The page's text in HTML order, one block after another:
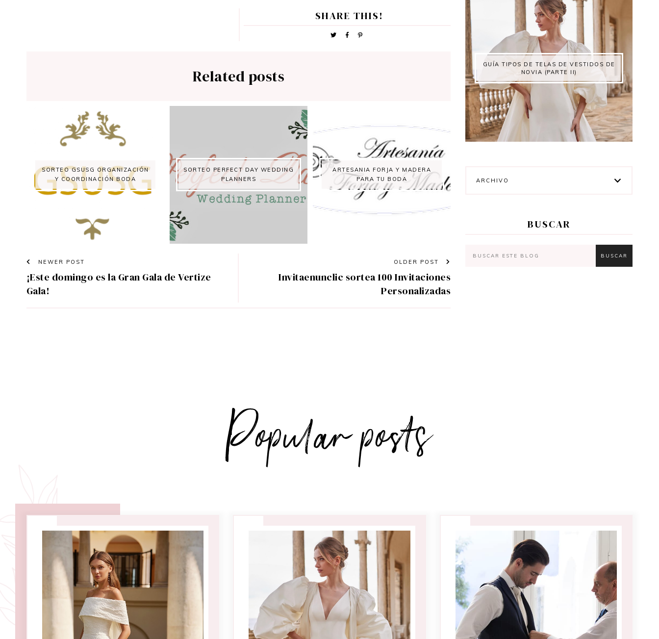
SHARE THIS!
Related posts
SORTEO GSUSG ORGANIZACIÓN
Y COORDINACIÓN BODA
SORTEO PERFECT DAY WEDDING
PLANNERS
ARTESANIA FORJA Y MADERA
PARA TU BODA
NEWER POST
¡Este domingo es la Gran Gala de Vertize
Gala!
OLDER POST
Invitaenunclic sortea 100 Invitaciones
Personalizadas
GUÍA TIPOS DE TELAS DE VESTIDOS DE
NOVIA (PARTE II)
ARCHIVO
BUSCAR